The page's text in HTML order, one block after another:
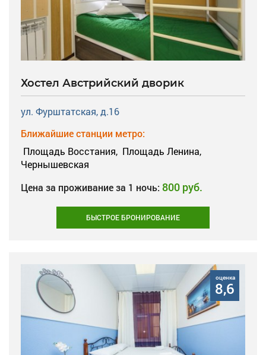
Хостел Австрийский дворик
ул. Фурштатская, д.16
Ближайшие станции метро:
Площадь Восстания, Площадь Ленина,
Чернышевская
Цена за проживание за 1 ночь: 800 руб.
БЫСТРОЕ БРОНИРОВАНИЕ
оценка
8,6